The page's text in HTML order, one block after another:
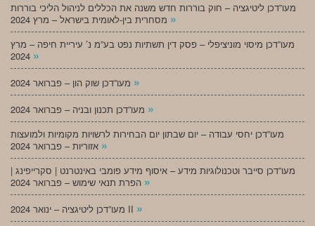
מעו”דכן ליטיגציה – חוק בוררות חדש משנה את הכללים לניהול הליכי בוררות
»
מעו”דכן מיסוי מוניציפלי – פסק דין תשתיות נפט בע”מ נ’ עיריית חיפה – מרץ
»
»
»
מעו”דכן יחסי עבודה – יום שבתון יום הבחירות לרשויות מקומיות ולמועצות
»
מעו”דכן סייבר וטכנולוגיות מידע – איסוף מידע פומבי באינטרנט | סקרייפינג |
»
מעו”דכן ליטיגציה – ינואר 2024 II »